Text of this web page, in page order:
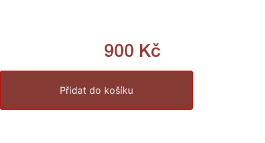
900 Kč
Přidat do košíku